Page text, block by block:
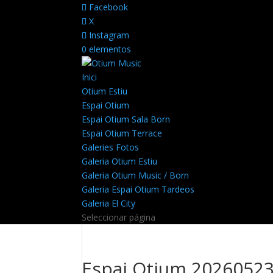
Facebook
X
Instagram
0 elementos
Inici
Otium Estiu
Espai Otium
Espai Otium Sala Born
Espai Otium Terrace
Galeries Fotos
Galeria Otium Estiu
Galeria Otium Music / Born
Galeria Espai Otium Tardeos
Galeria El City
Seleccionar página